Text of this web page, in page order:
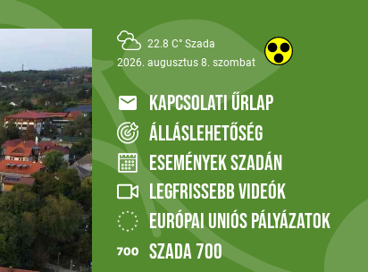
22.8 C° Szada
2026. augusztus 8. szombat
KAPCSOLATI ŰRLAP
ÁLLÁSLEHETŐSÉG
ESEMÉNYEK SZADÁN
LEGFRISSEBB VIDEÓK
EURÓPAI UNIÓS PÁLYÁZATOK
SZADA 700